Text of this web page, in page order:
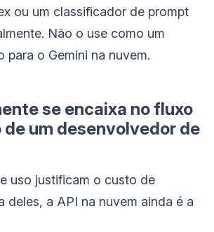
ou um classificador de prompt
Não o use como um
para o Gemini na nuvem.
se encaixa no fluxo
um desenvolvedor de
uso justificam o custo de
deles, a API na nuvem ainda é a